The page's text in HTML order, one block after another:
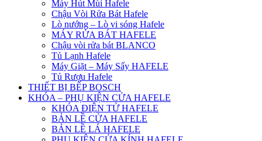
Máy Hút Mùi Hafele
Chậu Vòi Rửa Bát Hafele
Lò nướng – Lò vi sóng Hafele
MÁY RỬA BÁT HAFELE
Chậu vòi rửa bát BLANCO
Tủ Lạnh Hafele
Máy Giặt – Máy Sấy HAFELE
Tủ Rượu Hafele
THIẾT BỊ BẾP BOSCH
KHÓA – PHỤ KIỆN CỬA HAFELE
KHÓA ĐIỆN TỬ HAFELE
BẢN LỀ CỬA HAFELE
BẢN LỀ LÁ HAFELE